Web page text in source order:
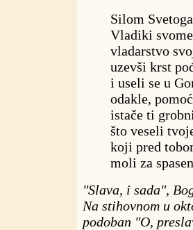
Silom
Vladiki
vladarstvo
uzevši krst
i useli se u
odakle,
istače ti
što veseli
koji pred
moli za
"Slava, i sada",
Na stihovnom u
podoban "O,